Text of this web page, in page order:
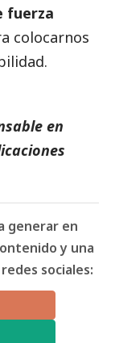
fuerza
colocarnos
en
generar en
y una
sociales: